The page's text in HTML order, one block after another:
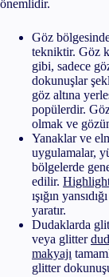
önemlidir.
Göz
tekniktir. Göz
gibi, sadece
dokunuşlar
göz altına
popülerdir.
olmak ve
Yanaklar ve
uygulamalar,
bölgelerde
edilir.
ışığın
yaratır.
Dudaklarda
veya glitter
makyajı
glitter